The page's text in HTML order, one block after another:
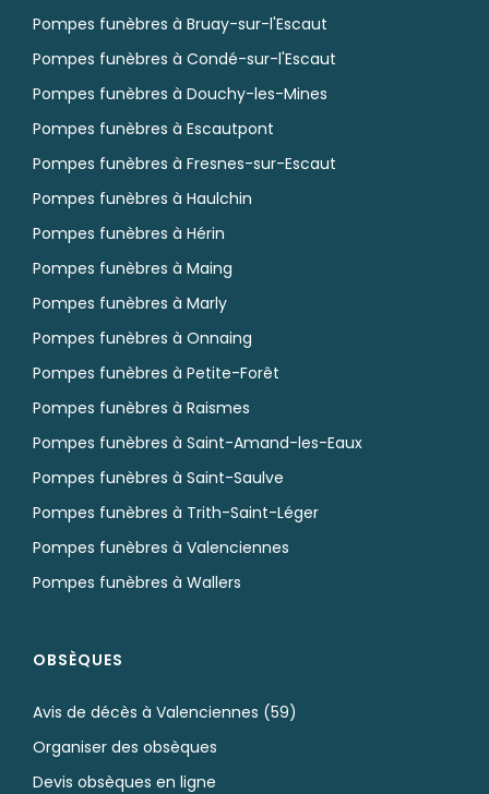
Pompes funèbres à Bruay-sur-l'Escaut
Pompes funèbres à Condé-sur-l'Escaut
Pompes funèbres à Douchy-les-Mines
Pompes funèbres à Escautpont
Pompes funèbres à Fresnes-sur-Escaut
Pompes funèbres à Haulchin
Pompes funèbres à Hérin
Pompes funèbres à Maing
Pompes funèbres à Marly
Pompes funèbres à Onnaing
Pompes funèbres à Petite-Forêt
Pompes funèbres à Raismes
Pompes funèbres à Saint-Amand-les-Eaux
Pompes funèbres à Saint-Saulve
Pompes funèbres à Trith-Saint-Léger
Pompes funèbres à Valenciennes
Pompes funèbres à Wallers
OBSÈQUES
Avis de décès à Valenciennes (59)
Organiser des obsèques
Devis obsèques en ligne